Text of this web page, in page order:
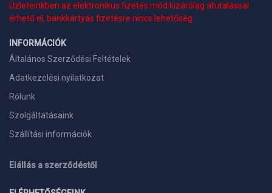
Üzleteinkben az elektronikus fizetés mód kizárólag átutalással
érhető el, bankkártyás fizetésre nincs lehetőség.
INFORMÁCIÓK
Általános Szerződési Feltételek
Adatkezelési nyilatkozat
Rólunk
Szolgáltatásaink
Szállítási információk
Elállás a szerződéstől